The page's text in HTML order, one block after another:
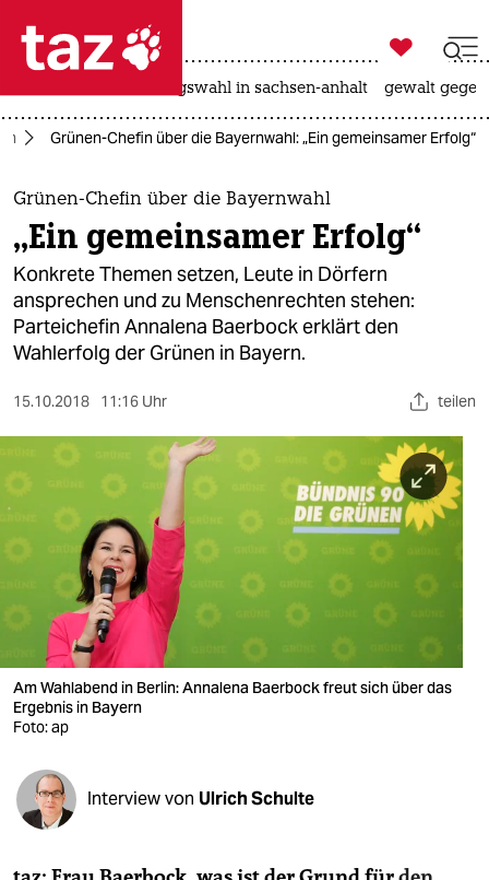
 taz zahl ich
taz zahl ich
themen
politik
öko
gesellschaft
kultur
sport
berlin
nord
wahrheit
verlag
verlag
veranstaltungen
shop
fragen & hilfe

taz zahl ich
landtagswahl in sachsen-anhalt gewalt
Grünen-Chefin über die Bayernwahl: „Ein gemeinsamer Erfolg“
Grünen-Chefin über die Bayernwahl
„Ein gemeinsamer Erfolg“
Konkrete Themen setzen, Leute in Dörfern
ansprechen und zu Menschenrechten stehen:
Parteichefin Annalena Baerbock erklärt den
Wahlerfolg der Grünen in Bayern.
15.10.2018 11:16 Uhr teilen
Am Wahlabend in Berlin: Annalena Baerbock freut sich über das
Ergebnis in Bayern
Foto: ap
Interview von Ulrich Schulte